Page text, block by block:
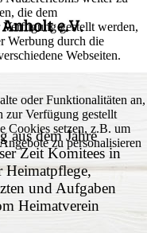
aus dem Jahre
Zeit Komitees in
Heimatpflege,
und Aufgaben
Heimatverein
die dem
gestellt werden,
Werbung durch die
Webseiten.
oder Funktionalitäten an,
zur Verfügung gestellt
Cookies setzen, z.B. um
zu personalisieren